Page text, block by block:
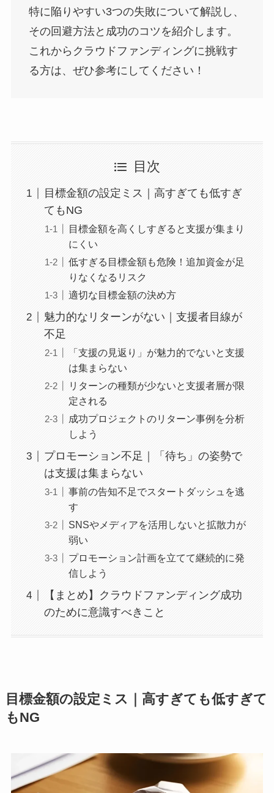
特に陥りやすい3つの失敗について解説し、
その回避方法と成功のコツを紹介します。
これからクラウドファンディングに挑戦す
る方は、ぜひ参考にしてください！
目次
目標金額の設定ミス｜高すぎても低すぎ
てもNG
目標金額を高くしすぎると支援が集まり
にくい
低すぎる目標金額も危険！追加資金が足
りなくなるリスク
適切な目標金額の決め方
魅力的なリターンがない｜支援者目線が
不足
「支援の見返り」が魅力的でないと支援
は集まらない
リターンの種類が少ないと支援者層が限
定される
成功プロジェクトのリターン事例を分析
しよう
プロモーション不足｜「待ち」の姿勢で
は支援は集まらない
事前の告知不足でスタートダッシュを逃
す
SNSやメディアを活用しないと拡散力が
弱い
プロモーション計画を立てて継続的に発
信しよう
【まとめ】クラウドファンディング成功
のために意識すべきこと
目標金額の設定ミス｜高すぎても低すぎて
もNG